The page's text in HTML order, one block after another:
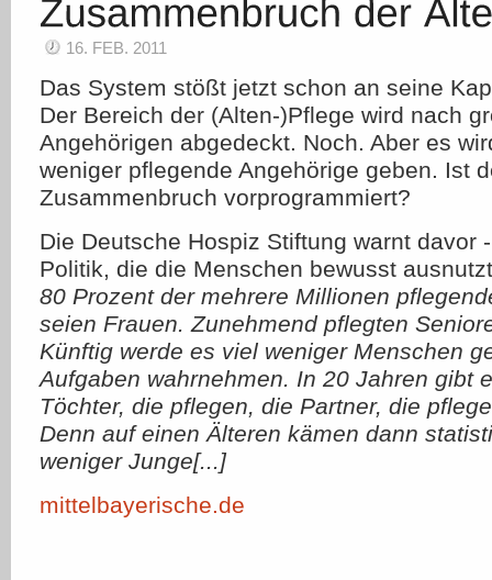
16. FEB. 2011
Das System stößt jetzt schon an seine
Der Bereich der (Alten-)Pflege wird nach
Angehörigen abgedeckt. Noch. Aber es
weniger pflegende Angehörige geben. Ist
Zusammenbruch vorprogrammiert?
Die Deutsche Hospiz Stiftung warnt davor
Politik, die die Menschen bewusst
80 Prozent der mehrere Millionen
seien Frauen. Zunehmend pflegten
Künftig werde es viel weniger Menschen
Aufgaben wahrnehmen. In 20 Jahren gibt
Töchter, die pflegen, die Partner, die
Denn auf einen Älteren kämen dann
weniger Junge[...]
mittelbayerische.de